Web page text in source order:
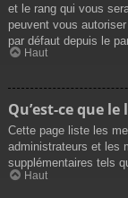
et le rang qui vous
peuvent vous
par défaut depuis le
Haut
Qu’est-ce que le
Cette page liste les
administrateurs et les
supplémentaires tels
Haut